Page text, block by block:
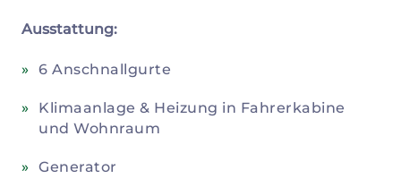
Ausstattung:
6 Anschnallgurte
Klimaanlage & Heizung in Fahrerkabine
und Wohnraum
Generator